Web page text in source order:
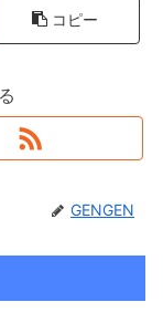
コピー
GENGEN